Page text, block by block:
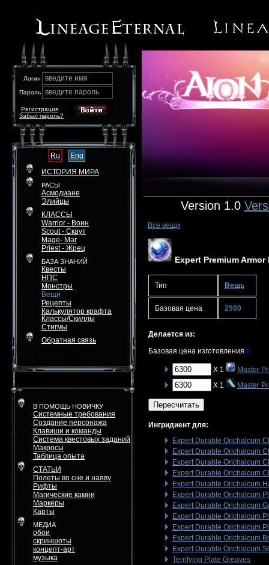
Логин введите имя
Пароль введите пароль
Забыл пароль?
Регистрация
Ru
Eng
ИСТОРИЯ МИРА
РАСЫ
Асмодиане
Элийцы
КЛАССЫ
Warrior - Воин
Scout - Скаут
Mage- Маг
Priest - Жрец
БАЗА ЗНАНИЙ
Квесты
НПС
Монстры
Вещи
Рецепты
Калькулятор крафта
Классы/Скиллы
Стигмы
Обратная связь
В ПОМОЩЬ НОВИЧКУ
Системные требования
Создание персонажа
Клавиши и команды
Система квестовых заданий
Макросы
Таблица опыта
СТАТЬИ
Полеты во сне и наяву
Рифты
Магические камни
Маркеры
Карты
МЕДИА
обои
скриншоты
концепт-арт
музыка
Version 1.0
Все вещи
Expert Premium Armor
Тип Вещь
Базовая цена 2500
Делается из:
Базовая цена изготовления 0
X 1
Master
X 1
Master
Пересчитать
Ингридиент для:
Expert Durable Orichalcum
Expert Durable Orichalcum
Expert Durable Orichalcum
Expert Durable Orichalcum
Expert Durable Orichalcum
Expert Durable Orichalcum
Expert Durable Orichalcum
Expert Durable Orichalcum
Expert Durable Orichalcum
Expert Durable Orichalcum
Expert Durable Orichalcum
Terrifying Plate Greaves